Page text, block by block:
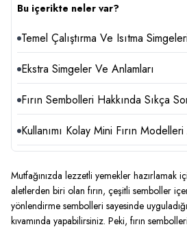
Bu içerikte neler var?
Temel Çalıştırma Ve Isıtma
Ekstra Simgeler Ve Anlamları
Fırın Sembolleri Hakkında Sıkça
Kullanımı Kolay Mini Fırın
Mutfağınızda lezzetli yemekler hazırlamak
aletlerden biri olan fırın, çeşitli semboller
yönlendirme sembolleri sayesinde
kıvamında yapabilirsiniz. Peki, fırın